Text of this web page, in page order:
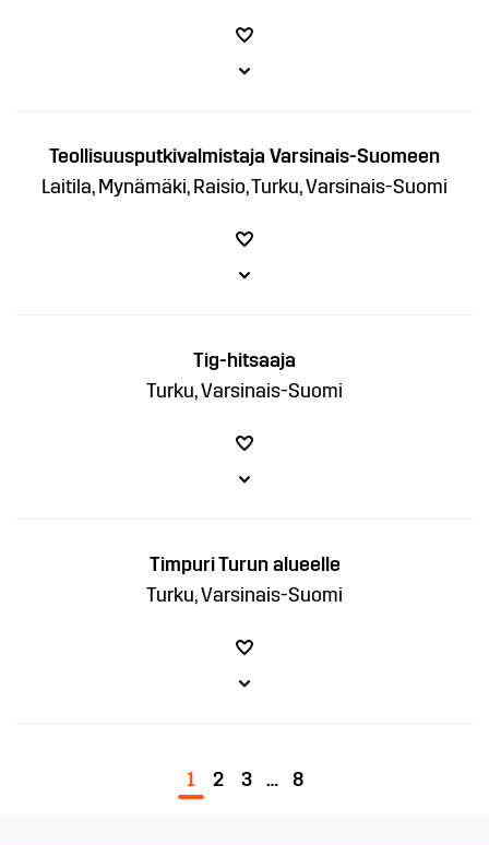
Teollisuusputkivalmistaja Varsinais-Suomeen
Laitila, Mynämäki, Raisio, Turku, Varsinais-Suomi
Tig-hitsaaja
Turku, Varsinais-Suomi
Timpuri Turun alueelle
Turku, Varsinais-Suomi
1 2 3 … 8